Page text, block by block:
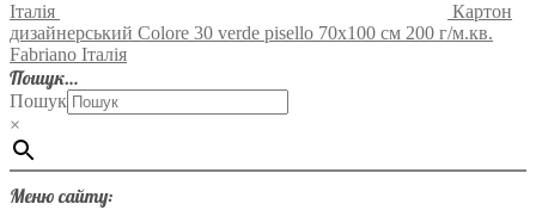
Італія
Картон
дизайнерський Colore 30 verde pisello 70х100 см 200 г/м.кв.
Fabriano Італія
Пошук…
Пошук
×
Меню сайту: